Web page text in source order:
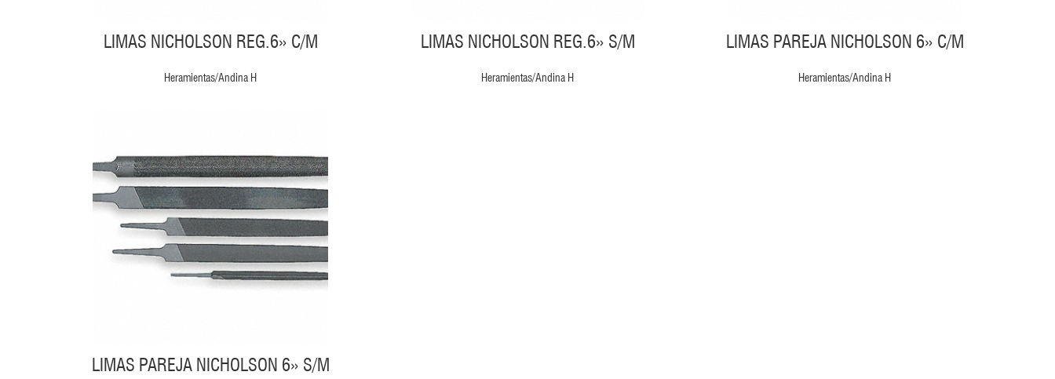
LIMAS NICHOLSON REG.6» C/M
Heramientas/Andina H
LIMAS NICHOLSON REG.6» S/M
Heramientas/Andina H
LIMAS PAREJA NICHOLSON 6» C/M
Heramientas/Andina H
LIMAS PAREJA NICHOLSON 6» S/M